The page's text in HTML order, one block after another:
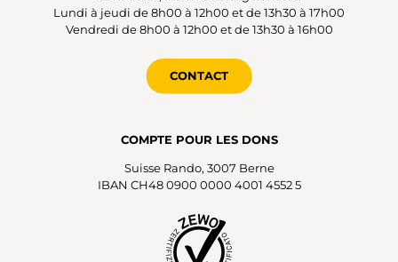
Lundi à jeudi de 8h00 à 12h00 et de 13h30 à 17h00
Vendredi de 8h00 à 12h00 et de 13h30 à 16h00
CONTACT
COMPTE POUR LES DONS
Suisse Rando, 3007 Berne
IBAN CH48 0900 0000 4001 4552 5